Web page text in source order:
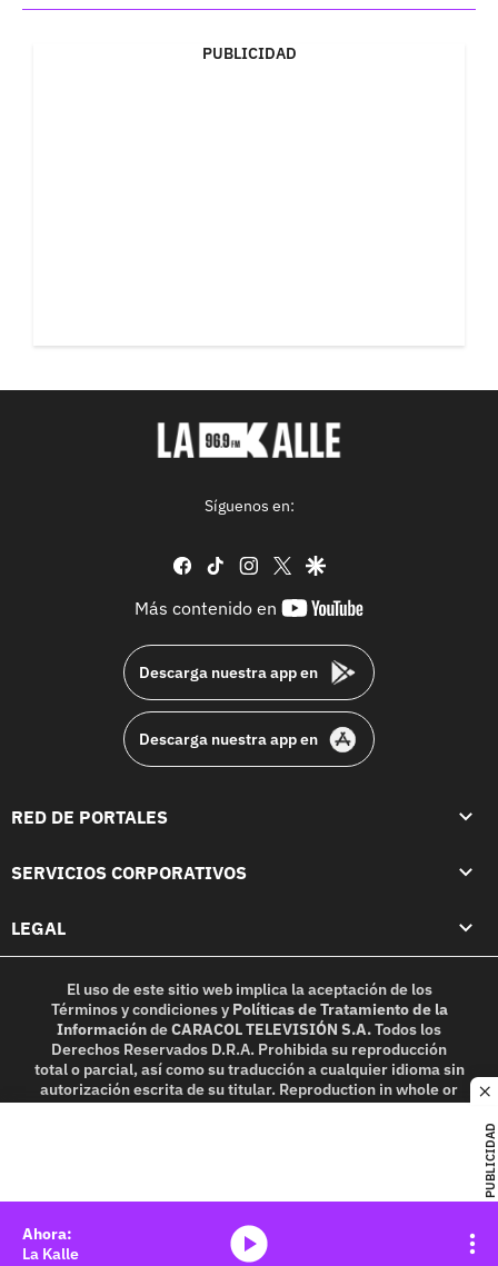
PUBLICIDAD
PUBLICIDAD
Síguenos en:
facebook
tiktok instagram
twittergoogle
Más contenido en
youtube-
Descarga nuestra app en
Descarga nuestra app en
RED DE PORTALES
SERVICIOS CORPORATIVOS
LEGAL
El uso de este sitio web implica la aceptación de los
Términos y condicionesy Políticas de Tratamiento de la
InformacióndeCARACOL TELEVISIÓN S.A.Todos los
Derechos Reservados D.R.A. Prohibida su reproducción
total o parcial, así como su traducción a cualquier idioma sin
autorización escrita de su titular. Reproduction in whole or
in part, or translation without written permission is
La Kalle